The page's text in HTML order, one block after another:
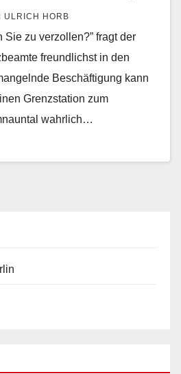
ULRICH HORB
Sie zu verzollen?” fragt der
freundlichst in den
Beschäftigung kann
Grenzstation zum
wahrlich…